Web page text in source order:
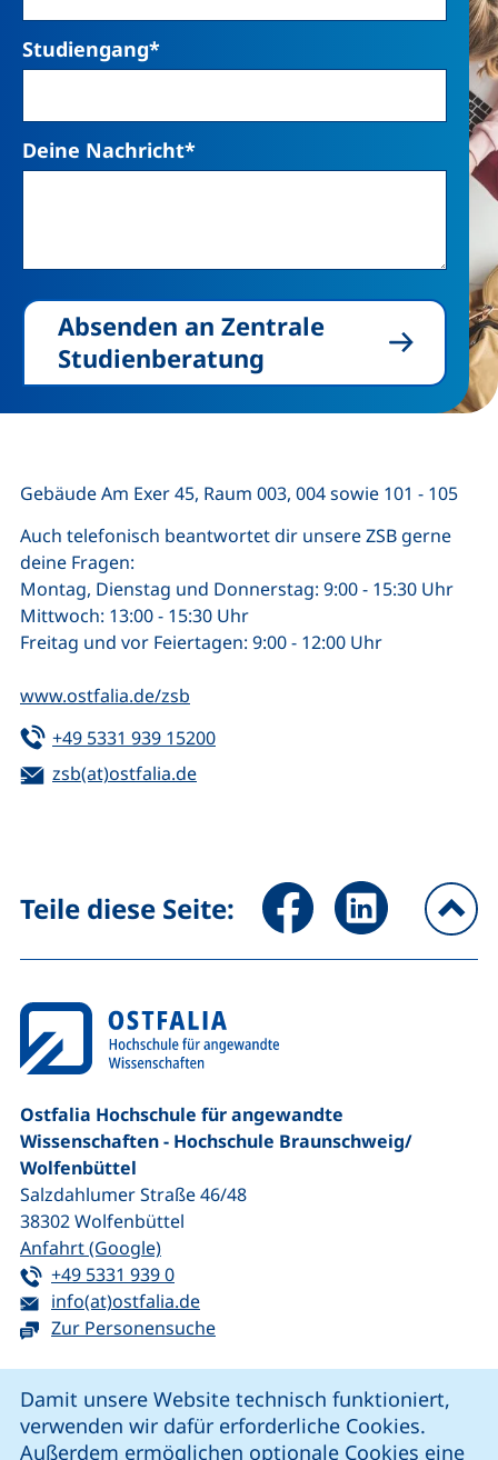
Damit unsere Website technisch funktioniert,
verwenden wir dafür erforderliche Cookies.
Außerdem ermöglichen optionale Cookies eine
Studiengang*
Deine Nachricht*
Absenden an Zentrale
Studienberatung
Gebäude Am Exer 45, Raum 003, 004 sowie 101 - 105
Auch telefonisch beantwortet dir unsere ZSB gerne
deine Fragen:
Montag, Dienstag und Donnerstag: 9:00 - 15:30 Uhr
Mittwoch: 13:00 - 15:30 Uhr
Freitag und vor Feiertagen: 9:00 - 12:00 Uhr
www.ostfalia.de/zsb
Tel:
+49 5331 939 15200(startet einen Telefonanruf,
E-Mail:
zsb(at)ostfalia.de
Teile diese Seite: Seite über Facebook teilen
Seite über
Ostfalia Hochschule für angewandte
Wissenschaften - Hochschule Braunschweig/​
Wolfenbüttel
Salzdahlumer Straße 46/48
38302Wolfenbüttel
Anfahrt (Google)(externer Link, öffnet neues Fenster)
Tel:
+49 5331 939 0(startet einen Telefonanruf, wenn Ihr
E-Mail:
info(at)ostfalia.de(öffnet Ihr E-Mail-Programm)
Zur Personensuche
unsere Facebook-Seite (externer Link, öffnet neues
unsere LinkedIn-Seite (externer Link, öffnet
unsere Instagram-Seite (externer Link,
unsere YouTube-Seite (externer